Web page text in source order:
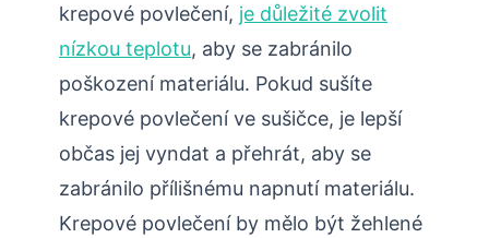
krepové povlečení, je důležité zvolit
nízkou teplotu, aby se zabránilo
poškození materiálu. Pokud sušíte
krepové povlečení ve sušičce, je lepší
občas jej vyndat a přehrát, aby se
zabránilo přílišnému napnutí materiálu.
Krepové povlečení by mělo být žehlené